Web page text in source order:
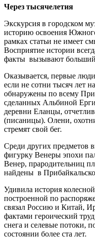
Через тысячелетия
Экскурсия в городском
историю освоения
рамках статьи не имеет
Восприятие истории
факты вызывают больший
Оказывается, первые
если не сотни тысяч лет
обнаружены по всему
сделанных Альбиной
деревни Еланцы,
(писаницы). Олени,
стремят свой бег.
Среди других предметов
фигурку Венеры эпохи
Венер, прародительниц
найдены в
Удивила история
построенной по
связал Россию и Китай,
фактами героический
снега и селевые потоки,
состоянии более ста лет.